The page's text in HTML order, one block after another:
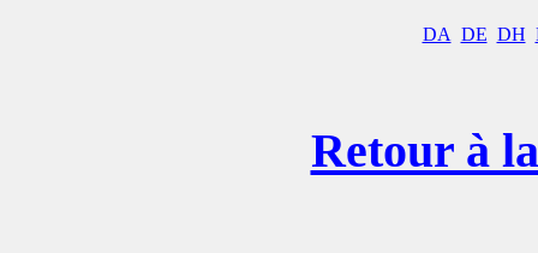
DA DE DH
Retour à